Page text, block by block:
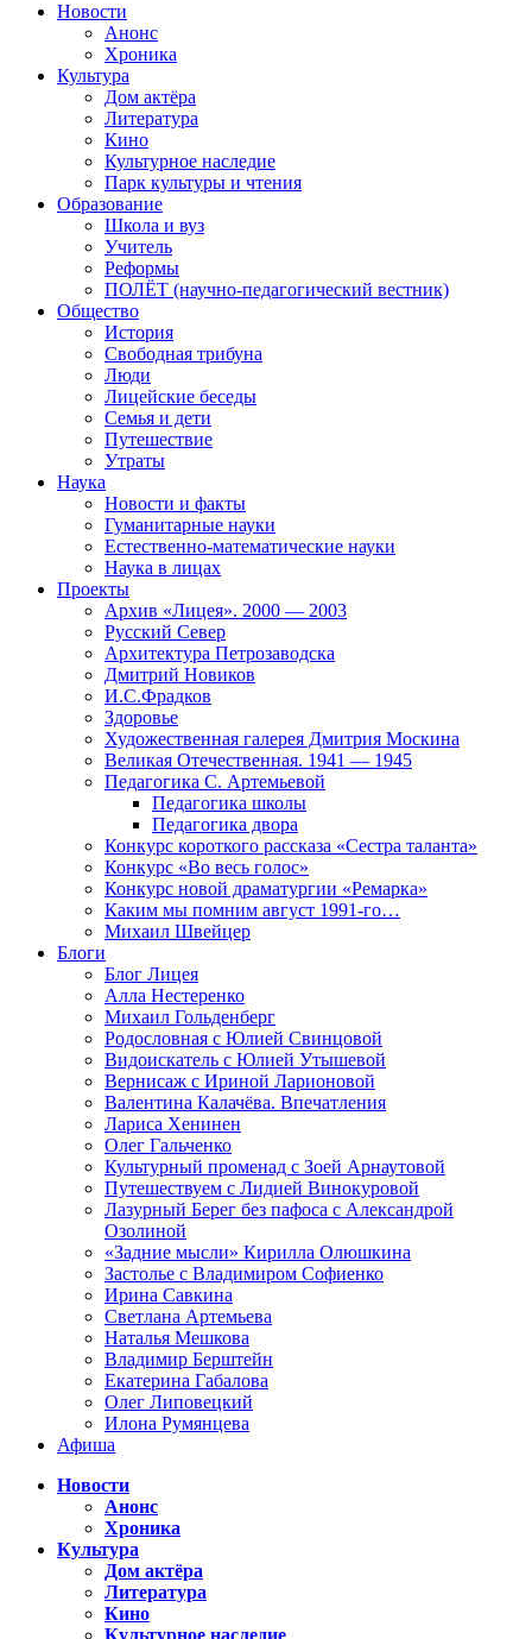
Новости
Анонс
Хроника
Культура
Дом актёра
Литература
Кино
Культурное наследие
Парк культуры и чтения
Образование
Школа и вуз
Учитель
Реформы
ПОЛЁТ (научно-педагогический вестник)
Общество
История
Свободная трибуна
Люди
Лицейские беседы
Семья и дети
Путешествие
Утраты
Наука
Новости и факты
Гуманитарные науки
Естественно-математические науки
Наука в лицах
Проекты
Архив «Лицея». 2000 — 2003
Русский Север
Архитектура Петрозаводска
Дмитрий Новиков
И.С.Фрадков
Здоровье
Художественная галерея Дмитрия Москина
Великая Отечественная. 1941 — 1945
Педагогика С. Артемьевой
Педагогика школы
Педагогика двора
Конкурс короткого рассказа «Сестра таланта»
Конкурс «Во весь голос»
Конкурс новой драматургии «Ремарка»
Каким мы помним август 1991-го…
Михаил Швейцер
Блоги
Блог Лицея
Алла Нестеренко
Михаил Гольденберг
Родословная с Юлией Свинцовой
Видоискатель с Юлией Утышевой
Вернисаж с Ириной Ларионовой
Валентина Калачёва. Впечатления
Лариса Хенинен
Олег Гальченко
Культурный променад с Зоей Арнаутовой
Путешествуем с Лидией Винокуровой
Лазурный Берег без пафоса с Александрой
Озолиной
«Задние мысли» Кирилла Олюшкина
Застолье с Владимиром Софиенко
Ирина Савкина
Светлана Артемьева
Наталья Мешкова
Владимир Берштейн
Екатерина Габалова
Олег Липовецкий
Илона Румянцева
Афиша
Новости
Анонс
Хроника
Культура
Дом актёра
Литература
Кино